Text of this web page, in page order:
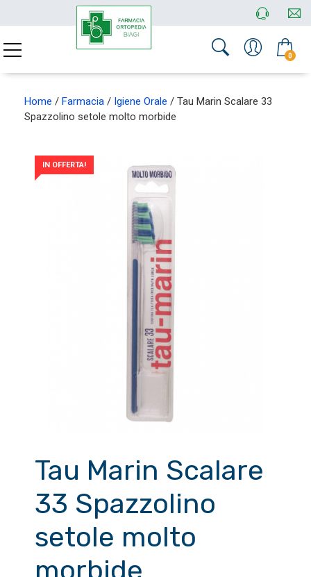
0
Home / Farmacia / Igiene Orale / Tau Marin Scalare 33
Spazzolino setole molto morbide
IN OFFERTA!
Tau Marin Scalare
33 Spazzolino
setole molto